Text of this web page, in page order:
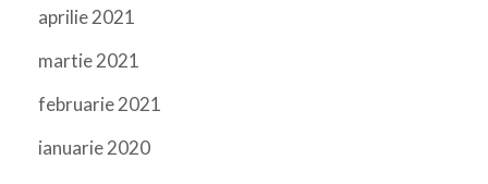
aprilie 2021
martie 2021
februarie 2021
ianuarie 2020